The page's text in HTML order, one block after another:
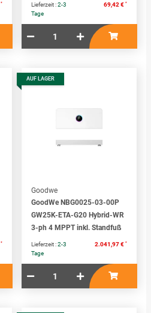
* Lieferzeit :2-3
Tage
69,42 € *
*
AUF LAGER
Goodwe
GoodWe NBG0025-03-00P
GW25K-ETA-G20 Hybrid-WR
3-ph 4 MPPT inkl. Standfuß
Lieferzeit :2-3
Tage
2.041,97 € *